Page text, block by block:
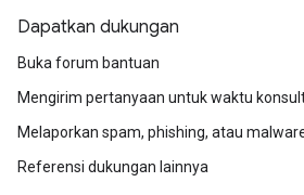
Dapatkan dukungan
Buka forum bantuan
Mengirim pertanyaan untuk waktu
Melaporkan spam, phishing, atau
Referensi dukungan lainnya